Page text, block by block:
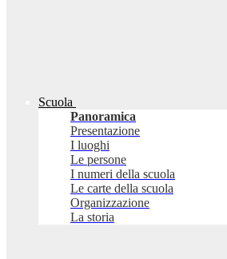
Scuola
Panoramica
Presentazione
I luoghi
Le persone
I numeri della scuola
Le carte della scuola
Organizzazione
La storia